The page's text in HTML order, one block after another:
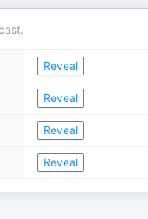
Reveal
Reveal
Reveal
Reveal